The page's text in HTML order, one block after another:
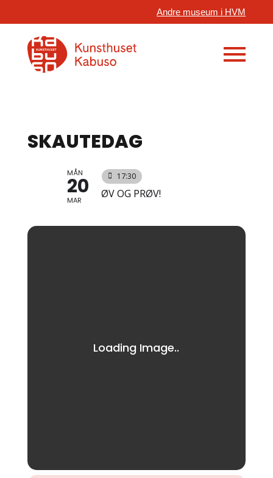
Andre museum i HVM
SKAUTEDAG
MÅN
20
MAR
17:30
ØV OG PRØV!